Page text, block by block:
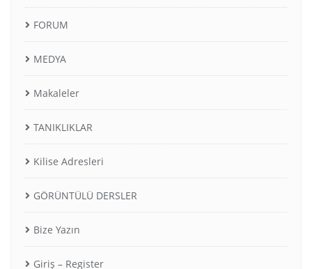
FORUM
MEDYA
Makaleler
TANIKLIKLAR
Kilise Adresleri
GÖRÜNTÜLÜ DERSLER
Bize Yazın
Giriş – Register